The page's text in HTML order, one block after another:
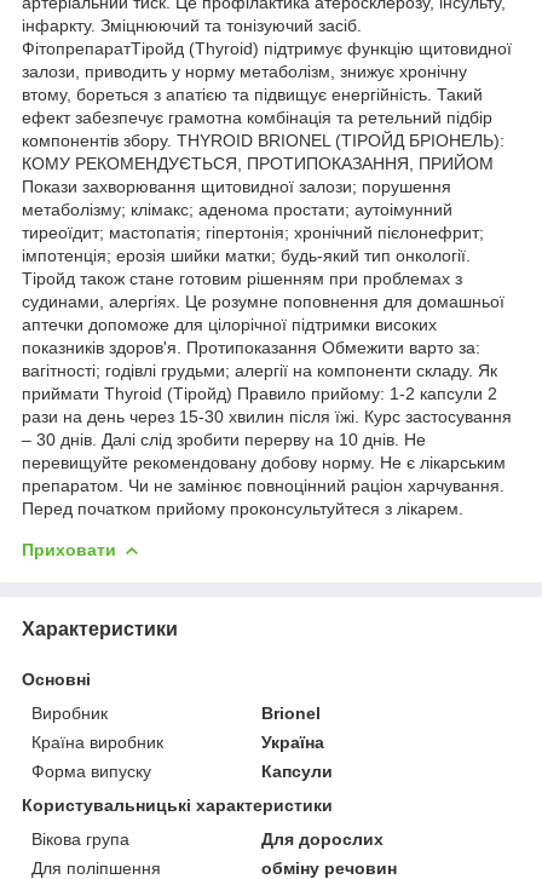
інфаркту. Зміцнюючий та тонізуючий засіб.
ФітопрепаратТіройд (Thyroid) підтримує функцію щитовидної
залози, приводить у норму метаболізм, знижує хронічну
втому, бореться з апатією та підвищує енергійність. Такий
ефект забезпечує грамотна комбінація та ретельний підбір
компонентів збору. THYROID BRIONEL (ТІРОЙД БРІОНЕЛЬ):
КОМУ РЕКОМЕНДУЄТЬСЯ, ПРОТИПОКАЗАННЯ, ПРИЙОМ
Покази захворювання щитовидної залози; порушення
метаболізму; клімакс; аденома простати; аутоімунний
тиреоїдит; мастопатія; гіпертонія; хронічний пієлонефрит;
імпотенція; ерозія шийки матки; будь-який тип онкології.
Тіройд також стане готовим рішенням при проблемах з
судинами, алергіях. Це розумне поповнення для домашньої
аптечки допоможе для цілорічної підтримки високих
показників здоров'я. Протипоказання Обмежити варто за:
вагітності; годівлі грудьми; алергії на компоненти складу. Як
приймати Thyroid (Тіройд) Правило прийому: 1-2 капсули 2
рази на день через 15-30 хвилин після їжі. Курс застосування
– 30 днів. Далі слід зробити перерву на 10 днів. Не
перевищуйте рекомендовану добову норму. Не є лікарським
препаратом. Чи не замінює повноцінний раціон харчування.
Перед початком прийому проконсультуйтеся з лікарем.
Приховати
Характеристики
Основні
Виробник
Brionel
Країна виробник
Україна
Форма випуску
Капсули
Користувальницькі характеристики
Вікова група
Для дорослих
Для поліпшення
обміну речовин